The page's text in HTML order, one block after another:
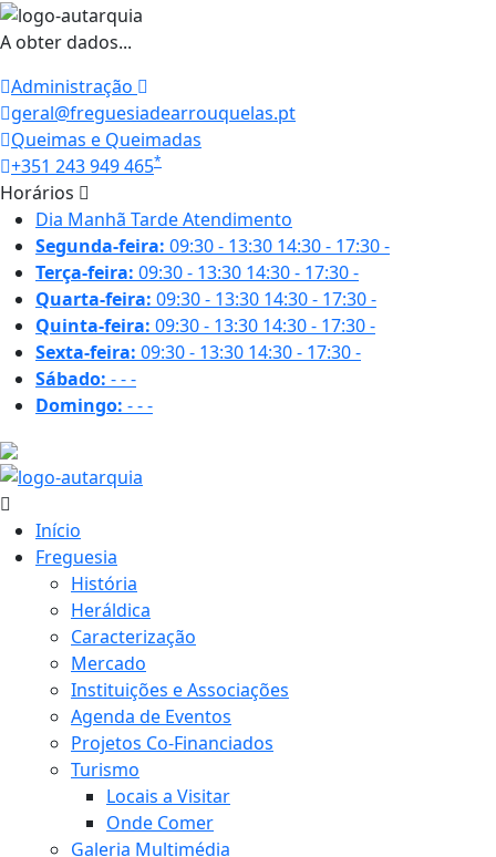
A obter dados...
Administração
geral@freguesiadearrouquelas.pt
Queimas e Queimadas
+351 243 949 465*
Horários
Dia Manhã TardeAtendimento
Segunda-feira: 09:30 - 13:30 14:30 - 17:30-
Terça-feira: 09:30 - 13:30 14:30 - 17:30-
Quarta-feira: 09:30 - 13:30 14:30 - 17:30-
Quinta-feira: 09:30 - 13:30 14:30 - 17:30-
Sexta-feira: 09:30 - 13:30 14:30 - 17:30-
Sábado: ---
Domingo: ---
Início
Freguesia
História
Heráldica
Caracterização
Mercado
Instituições e Associações
Agenda de Eventos
Projetos Co-Financiados
Turismo
Locais a Visitar
Onde Comer
Galeria Multimédia